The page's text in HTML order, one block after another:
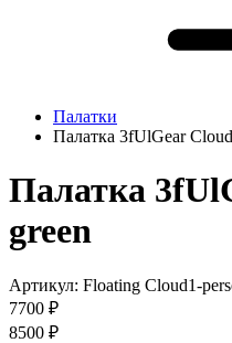
Палатки
Палатка 3fUlGear
Палатка
green
Артикул: Floating Cloud1-
7700 ₽
8500 ₽